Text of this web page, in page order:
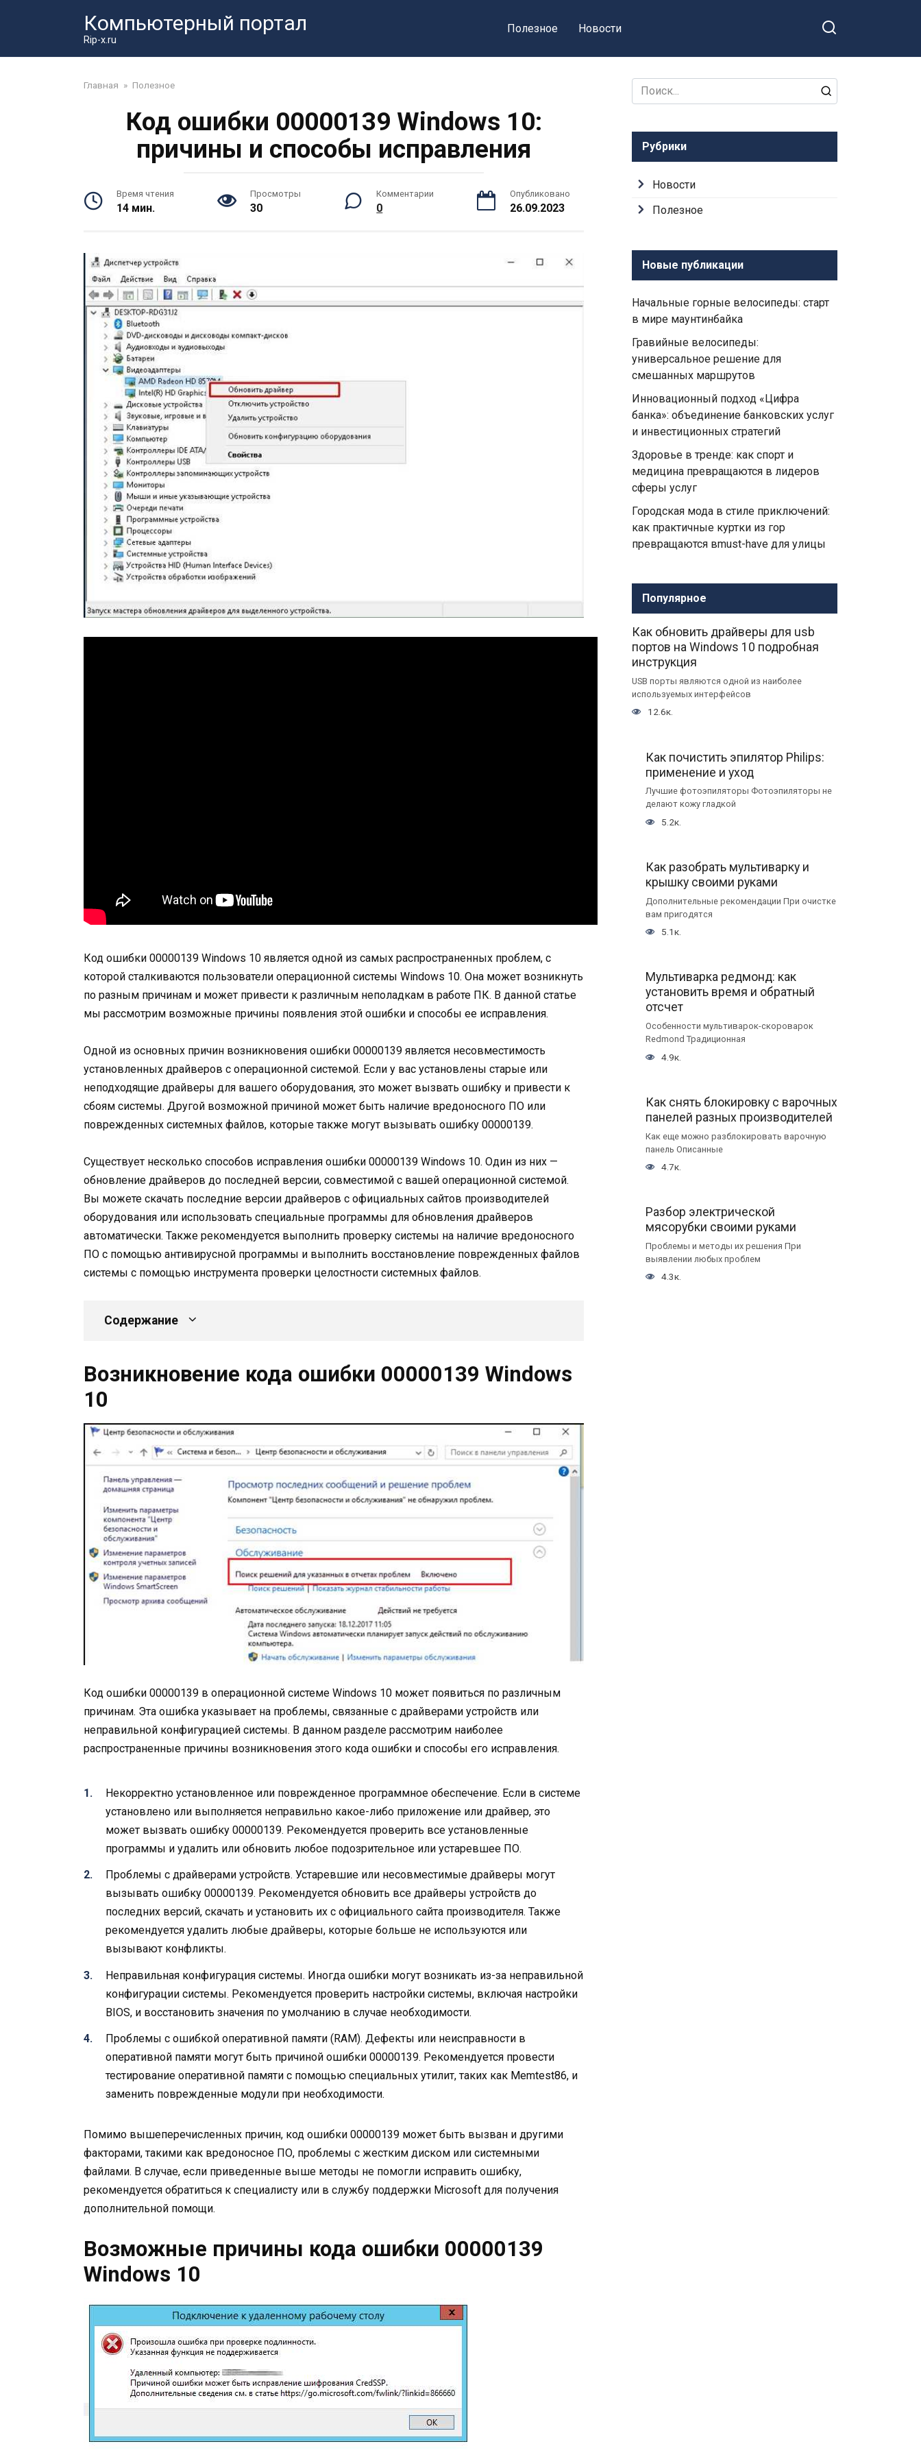
Компьютерный портал
Rip-x.ru
Полезное Новости
Главная » Полезное
Код ошибки 00000139 Windows 10:
причины и способы исправления
Время чтения
14 мин.
Просмотры
30
Комментарии
0
Опубликовано
26.09.2023
Код ошибки 00000139 Windows 10 является одной из самых распространенных проблем, с
которой сталкиваются пользователи операционной системы Windows 10. Она может возникнуть
по разным причинам и может привести к различным неполадкам в работе ПК. В данной статье
мы рассмотрим возможные причины появления этой ошибки и способы ее исправления.
Одной из основных причин возникновения ошибки 00000139 является несовместимость
установленных драйверов с операционной системой. Если у вас установлены старые или
неподходящие драйверы для вашего оборудования, это может вызвать ошибку и привести к
сбоям системы. Другой возможной причиной может быть наличие вредоносного ПО или
поврежденных системных файлов, которые также могут вызывать ошибку 00000139.
Существует несколько способов исправления ошибки 00000139 Windows 10. Один из них —
обновление драйверов до последней версии, совместимой с вашей операционной системой.
Вы можете скачать последние версии драйверов с официальных сайтов производителей
оборудования или использовать специальные программы для обновления драйверов
автоматически. Также рекомендуется выполнить проверку системы на наличие вредоносного
ПО с помощью антивирусной программы и выполнить восстановление поврежденных файлов
системы с помощью инструмента проверки целостности системных файлов.
Содержание
Возникновение кода ошибки 00000139 Windows
10
Код ошибки 00000139 в операционной системе Windows 10 может появиться по различным
причинам. Эта ошибка указывает на проблемы, связанные с драйверами устройств или
неправильной конфигурацией системы. В данном разделе рассмотрим наиболее
распространенные причины возникновения этого кода ошибки и способы его исправления.
Некорректно установленное или поврежденное программное обеспечение. Если в системе
установлено или выполняется неправильно какое-либо приложение или драйвер, это
может вызвать ошибку 00000139. Рекомендуется проверить все установленные
программы и удалить или обновить любое подозрительное или устаревшее ПО.
Проблемы с драйверами устройств. Устаревшие или несовместимые драйверы могут
вызывать ошибку 00000139. Рекомендуется обновить все драйверы устройств до
последних версий, скачать и установить их с официального сайта производителя. Также
рекомендуется удалить любые драйверы, которые больше не используются или
вызывают конфликты.
Неправильная конфигурация системы. Иногда ошибки могут возникать из-за неправильной
конфигурации системы. Рекомендуется проверить настройки системы, включая настройки
BIOS, и восстановить значения по умолчанию в случае необходимости.
Проблемы с ошибкой оперативной памяти (RAM). Дефекты или неисправности в
оперативной памяти могут быть причиной ошибки 00000139. Рекомендуется провести
тестирование оперативной памяти с помощью специальных утилит, таких как Memtest86, и
заменить поврежденные модули при необходимости.
Помимо вышеперечисленных причин, код ошибки 00000139 может быть вызван и другими
факторами, такими как вредоносное ПО, проблемы с жестким диском или системными
файлами. В случае, если приведенные выше методы не помогли исправить ошибку,
рекомендуется обратиться к специалисту или в службу поддержки Microsoft для получения
дополнительной помощи.
Возможные причины кода ошибки 00000139
Windows 10
Search
for:
Рубрики
Новости
Полезное
Новые публикации
Начальные горные велосипеды: старт
в мире маунтинбайка
Гравийные велосипеды:
универсальное решение для
смешанных маршрутов
Инновационный подход «Цифра
банка»: объединение банковских услуг
и инвестиционных стратегий
Здоровье в тренде: как спорт и
медицина превращаются в лидеров
сферы услуг
Городская мода в стиле приключений:
как практичные куртки из гор
превращаются вmust-have для улицы
Популярное
Как обновить драйверы для usb
портов на Windows 10 подробная
инструкция
USB порты являются одной из наиболее
используемых интерфейсов
12.6к.
Как почистить эпилятор Philips:
применение и уход
Лучшие фотоэпиляторы Фотоэпиляторы не
делают кожу гладкой
5.2к.
Как разобрать мультиварку и
крышку своими руками
Дополнительные рекомендации При очистке
вам пригодятся
5.1к.
Мультиварка редмонд: как
установить время и обратный
отсчет
Особенности мультиварок-скороварок
Redmond Традиционная
4.9к.
Как снять блокировку с варочных
панелей разных производителей
Как еще можно разблокировать варочную
панель Описанные
4.7к.
Разбор электрической
мясорубки своими руками
Проблемы и методы их решения При
выявлении любых проблем
4.3к.